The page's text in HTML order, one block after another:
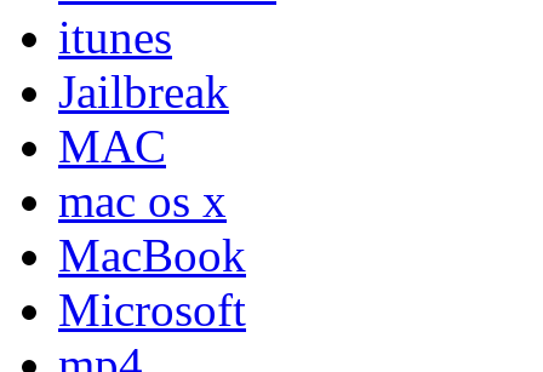
itunes
Jailbreak
MAC
mac os x
MacBook
Microsoft